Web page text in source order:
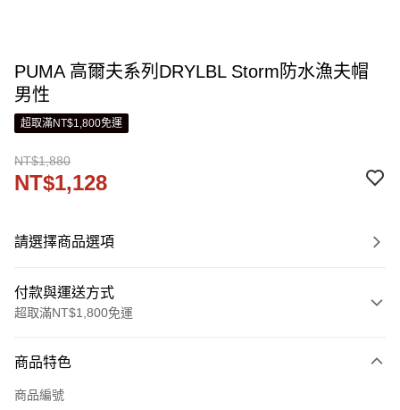
PUMA 高爾夫系列DRYLBL Storm防水漁夫帽
男性
超取滿NT$1,800免運
NT$1,880
NT$1,128
請選擇商品選項
付款與運送方式
超取滿NT$1,800免運
信用卡一次付款
LINE Pay
商品特色
商品編號